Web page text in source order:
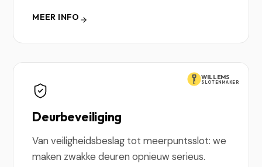
MEER INFO
WILLEMS
SLOTENMAKER
Deurbeveiliging
Van veiligheidsbeslag tot meerpuntsslot: we
maken zwakke deuren opnieuw serieus.